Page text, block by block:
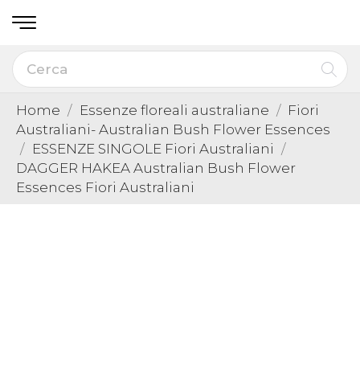
Home Essenze floreali australiane
Fiori
Australiani- Australian Bush Flower Essences
ESSENZE SINGOLE Fiori Australiani
DAGGER HAKEA Australian Bush Flower
Essences Fiori Australiani